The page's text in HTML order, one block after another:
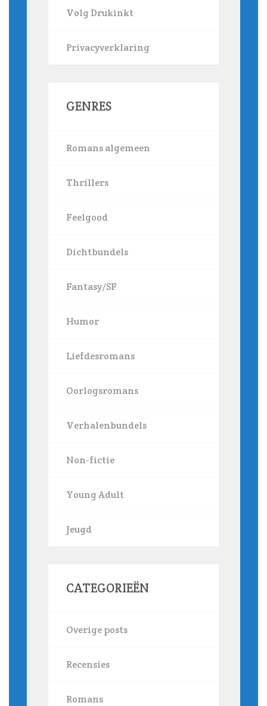
Volg Drukinkt
Privacyverklaring
GENRES
Romans algemeen
Thrillers
Feelgood
Dichtbundels
Fantasy/SF
Humor
Liefdesromans
Oorlogsromans
Verhalenbundels
Non-fictie
Young Adult
Jeugd
CATEGORIEËN
Overige posts
Recensies
Romans